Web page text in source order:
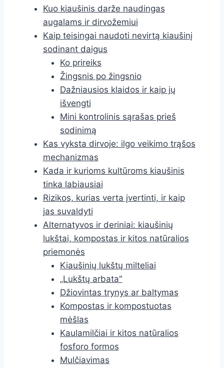
Kuo kiaušinis darže naudingas
augalams ir dirvožemiui
Kaip teisingai naudoti nevirtą kiaušinį
sodinant daigus
Ko prireiks
Žingsnis po žingsnio
Dažniausios klaidos ir kaip jų
išvengti
Mini kontrolinis sąrašas prieš
sodinimą
Kas vyksta dirvoje: ilgo veikimo trąšos
mechanizmas
Kada ir kurioms kultūroms kiaušinis
tinka labiausiai
Rizikos, kurias verta įvertinti, ir kaip
jas suvaldyti
Alternatyvos ir deriniai: kiaušinių
lukštai, kompostas ir kitos natūralios
priemonės
Kiaušinių lukštų milteliai
„Lukštų arbata"
Džiovintas trynys ar baltymas
Kompostas ir kompostuotas
mėšlas
Kaulamilčiai ir kitos natūralios
fosforo formos
Mulčiavimas